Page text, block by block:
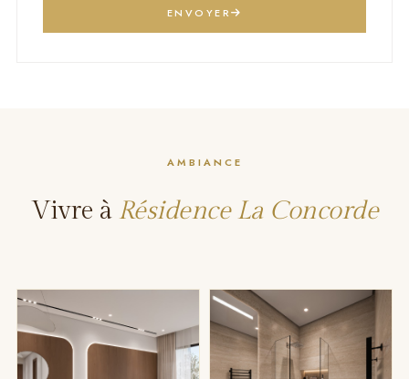
ENVOYER
AMBIANCE
Vivre à Résidence La Concorde